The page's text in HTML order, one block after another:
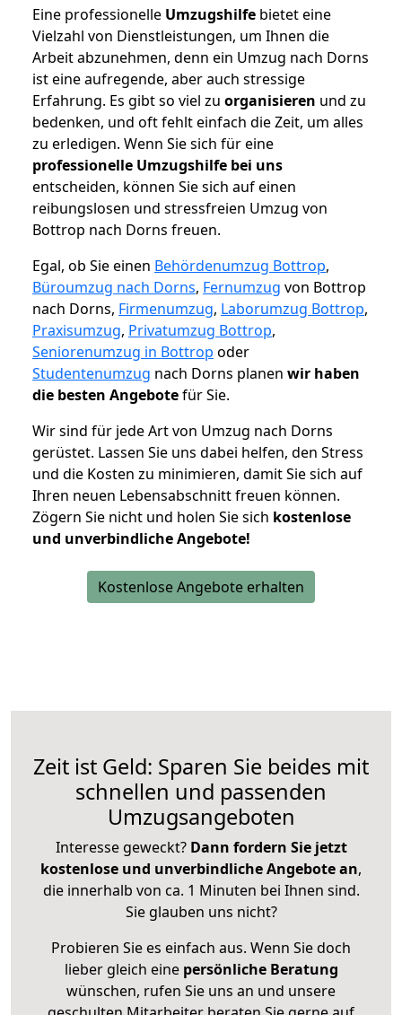
Eine professionelle Umzugshilfe bietet eine
Vielzahl von Dienstleistungen, um Ihnen die
Arbeit abzunehmen, denn ein Umzug nach Dorns
ist eine aufregende, aber auch stressige
Erfahrung. Es gibt so viel zu organisieren und zu
bedenken, und oft fehlt einfach die Zeit, um alles
zu erledigen. Wenn Sie sich für eine
professionelle Umzugshilfe bei uns
entscheiden, können Sie sich auf einen
reibungslosen und stressfreien Umzug von
Bottrop nach Dorns freuen.
Egal, ob Sie einen Behördenumzug Bottrop,
Büroumzug nach Dorns, Fernumzug von Bottrop
nach Dorns, Firmenumzug, Laborumzug Bottrop,
Praxisumzug, Privatumzug Bottrop,
Seniorenumzug in Bottrop oder
Studentenumzug nach Dorns planen wir haben
die besten Angebotefür Sie.
Wir sind für jede Art von Umzug nach Dorns
gerüstet. Lassen Sie uns dabei helfen, den Stress
und die Kosten zu minimieren, damit Sie sich auf
Ihren neuen Lebensabschnitt freuen können.
Zögern Sie nicht und holen Sie sich kostenlose
und unverbindliche Angebote!
Kostenlose Angebote erhalten
Zeit ist Geld: Sparen Sie beides mit
schnellen und passenden
Umzugsangeboten
Interesse geweckt? Dann fordern Sie jetzt
kostenlose und unverbindliche Angebote an,
die innerhalb von ca. 1 Minuten bei Ihnen sind.
Sie glauben uns nicht?
Probieren Sie es einfach aus. Wenn Sie doch
lieber gleich eine persönliche Beratung
wünschen, rufen Sie uns an und unsere